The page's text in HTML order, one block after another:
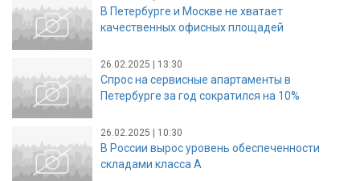
В Петербурге и Москве не хватает
качественных офисных площадей
26.02.2025 | 13:30
Спрос на сервисные апартаменты в
Петербурге за год сократился на 10%
26.02.2025 | 10:30
В России вырос уровень обеспеченности
складами класса А